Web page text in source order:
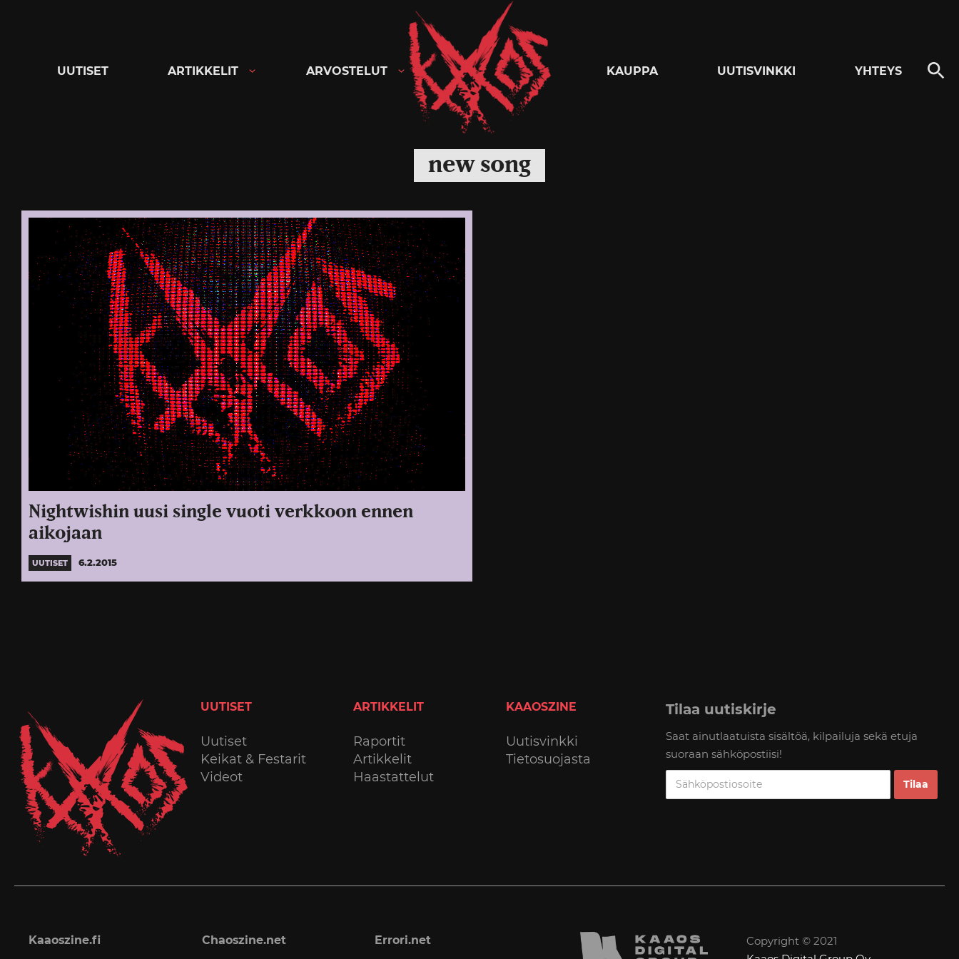
Kaaoszine
UUTISET ARTIKKELIT ARVOSTELUT KAUPPA UUTISVINKKI YHTEYS
new song
Nightwishin uusi single vuoti verkkoon ennen
aikojaan
UUTISET 6.2.2015
UUTISET
Uutiset
Keikat & Festarit
Videot
ARTIKKELIT
Raportit
Artikkelit
Haastattelut
KAAOSZINE
Uutisvinkki
Tietosuojasta
Tilaa uutiskirje
Saat ainutlaatuista sisältöä, kilpailuja sekä etuja
suoraan sähköpostiisi!
Kaaoszine.fi Chaoszine.net Errori.net
Copyright © 2021